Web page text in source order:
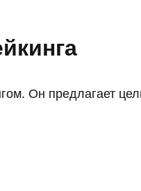
Он предлагает